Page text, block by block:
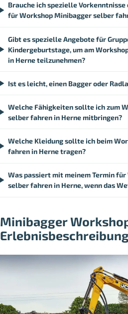
Brauche ich spezielle Vorkenntnisse
für Workshop Minibagger selber
Gibt es spezielle Angebote für
Kindergeburtstage, um am
in Herne teilzunehmen?
Ist es leicht, einen Bagger oder
Welche Fähigkeiten sollte ich zum
selber fahren in Herne mitbringen?
Welche Kleidung sollte ich beim
fahren in Herne tragen?
Was passiert mit meinem Termin
selber fahren in Herne, wenn das
Minibagger